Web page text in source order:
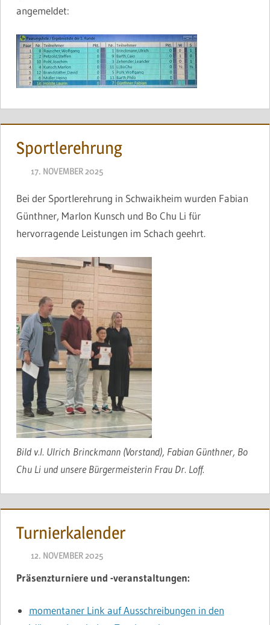
angemeldet:
Sportlerehrung
17. NOVEMBER 2025
Bei der Sportlerehrung in Schwaikheim wurden Fabian
Günthner, Marlon Kunsch und Bo Chu Li für
hervorragende Leistungen im Schach geehrt.
Bild v.l. Ulrich Brinckmann (Vorstand), Fabian Günthner, Bo
Chu Li und unsere Bürgermeisterin Frau Dr. Loff.
Turnierkalender
12. NOVEMBER 2025
Präsenzturniere und -veranstaltungen:
momentaner Link auf Ausschreibungen in den